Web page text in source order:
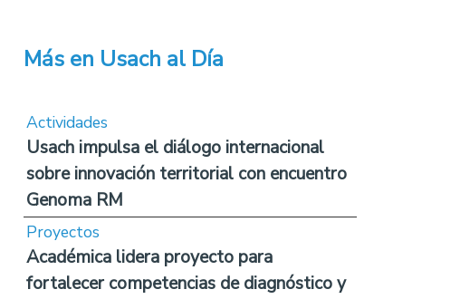
Más en Usach al Día
Actividades
Usach impulsa el diálogo internacional
sobre innovación territorial con encuentro
Genoma RM
Proyectos
Académica lidera proyecto para
fortalecer competencias de diagnóstico y